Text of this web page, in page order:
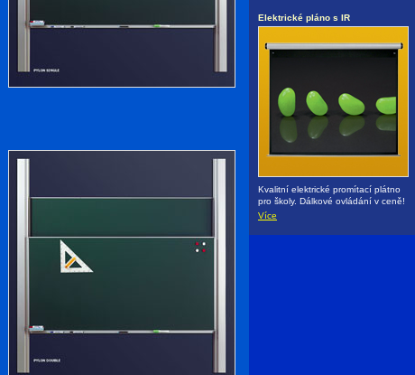
Elektrické pláno s IR
Kvalitní elektrické promítací plátno
pro školy. Dálkové ovládání v ceně!
Více